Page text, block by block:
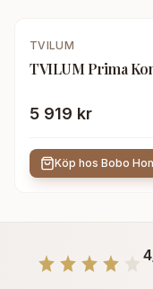
TVILUM
TVILUM Prima
5 919 kr
Köp hos Bobo